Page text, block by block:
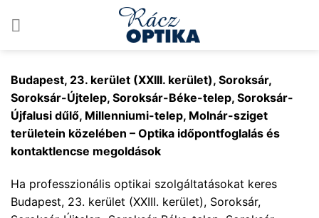
Budapest, 23. kerület (XXIII. kerület), Soroksár,
Soroksár-Újtelep, Soroksár-Béke-telep, Soroksár-
Újfalusi dűlő, Millenniumi-telep, Molnár-sziget
területein közelében – Optika időpontfoglalás és
kontaktlencse megoldások
Ha professzionális optikai szolgáltatásokat keres
Budapest, 23. kerület (XXIII. kerület), Soroksár,